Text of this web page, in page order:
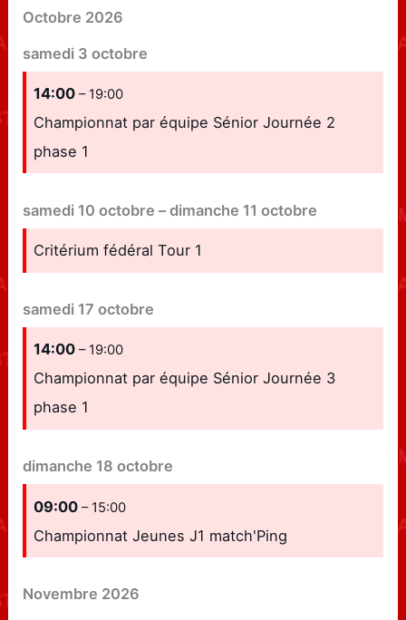
Octobre 2026
samedi 3 octobre
14:00– 19:00
Championnat par équipe Sénior Journée 2
phase 1
samedi 10 octobre –dimanche 11 octobre
Critérium fédéral Tour 1
samedi 17 octobre
14:00– 19:00
Championnat par équipe Sénior Journée 3
phase 1
dimanche 18 octobre
09:00– 15:00
Championnat Jeunes J1 match'Ping
Novembre 2026